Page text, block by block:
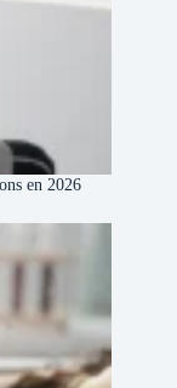
en 2026